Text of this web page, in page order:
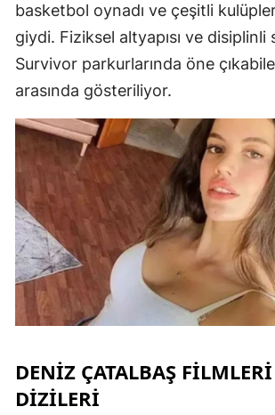
basketbol oynadı ve çeşitli
giydi. Fiziksel altyapısı ve disiplinli
Survivor parkurlarında öne
arasında gösteriliyor.
DENİZ ÇATALBAŞ FİLMLERİ
DİZİLERİ